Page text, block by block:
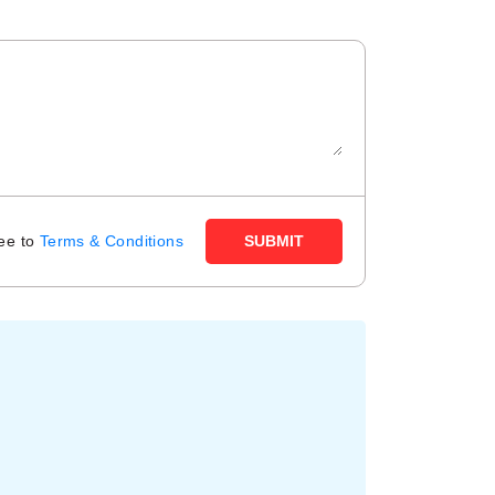
to Terms & Conditions SUBMIT